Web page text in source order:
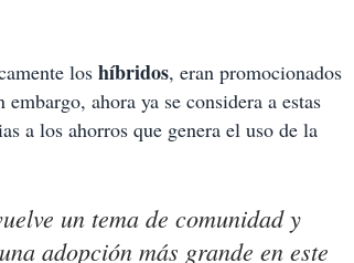
los híbridos, eran promocionados
embargo, ahora ya se considera a estas
a los ahorros que genera el uso de la
un tema de comunidad y
adopción más grande en este